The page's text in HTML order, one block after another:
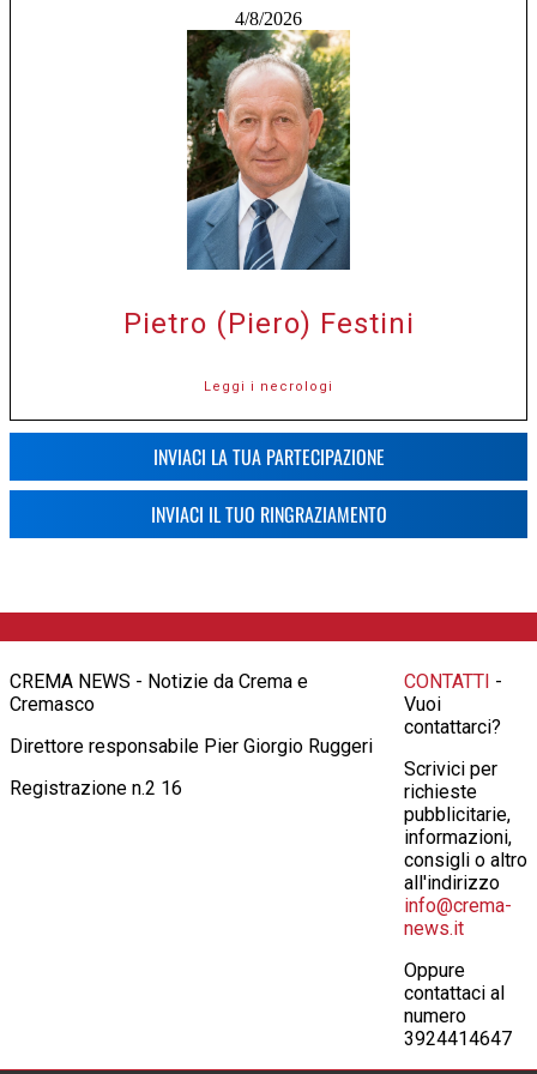
4/8/2026
Pietro (Piero) Festini
Leggi i necrologi
INVIACI LA TUA PARTECIPAZIONE
INVIACI IL TUO RINGRAZIAMENTO
CREMA NEWS - Notizie da Crema e
Cremasco
Direttore responsabile Pier Giorgio Ruggeri
Registrazione n.2 16
CONTATTI -
Vuoi
contattarci?
Scrivici per
richieste
pubblicitarie,
informazioni,
consigli o altro
all'indirizzo
info@crema-
news.it
Oppure
contattaci al
numero
3924414647